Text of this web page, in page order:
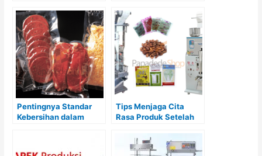
Otomatis
Pentingnya Standar
Kebersihan dalam
Tips Menjaga Cita
Rasa Produk Setelah